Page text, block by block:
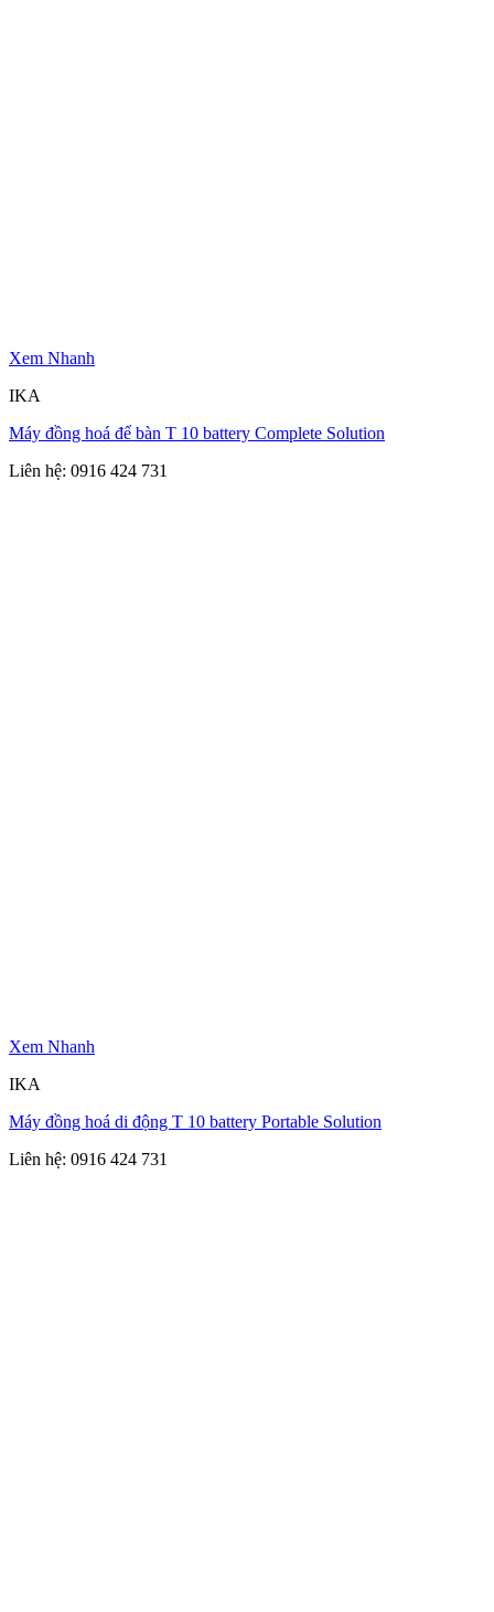
Xem Nhanh
IKA
Máy đồng hoá để bàn T 10 battery Complete Solution
Liên hệ: 0916 424 731
Xem Nhanh
IKA
Máy đồng hoá di động T 10 battery Portable Solution
Liên hệ: 0916 424 731